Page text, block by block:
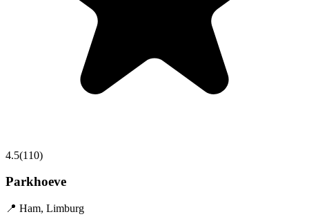
4.5(110)
Parkhoeve
📍 Ham, Limburg